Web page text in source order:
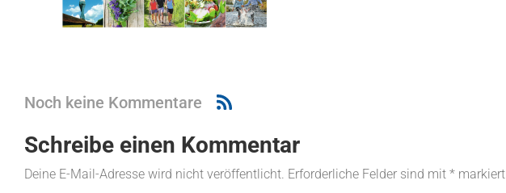
Noch keine Kommentare
Schreibe einen Kommentar
Deine E-Mail-Adresse wird nicht veröffentlicht. Erforderliche Felder sind mit * markiert